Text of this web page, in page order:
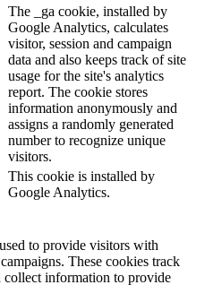
The _ga cookie, installed by
Google Analytics, calculates
visitor, session and campaign
data and also keeps track of site
usage for the site's analytics
report. The cookie stores
information anonymously and
assigns a randomly generated
number to recognize unique
visitors.
This cookie is installed by
Google Analytics.
to provide visitors with
These cookies track
collect information to provide